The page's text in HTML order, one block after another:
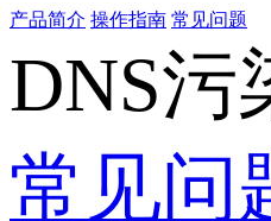
产品简介 操作指南 常见问题
DNS污
常见问